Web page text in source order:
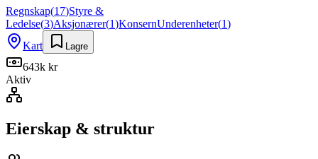
Regnskap(17)Styre &
Ledelse(3)Aksjonærer(1)KonsernUnderenheter(1)
Kart
Lagre
643k kr
Aktiv
Eierskap & struktur